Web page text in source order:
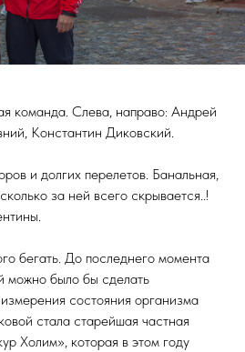
команда. Слева, направо: Андрей
Константин Диковский.
и долгих перелетов. Банальная,
за ней всего скрывается..!
бегать. До последнего момента
можно было бы сделать
состояния организма
стала старейшая частная
Холим», которая в этом году